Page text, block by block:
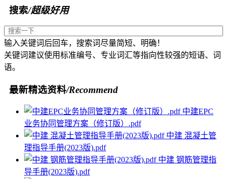
搜索/超级好用
输入关键词后回车，搜索词尽量简短、明确！
关键词建议使用标准编号、专业词汇等指向性较强的短语、词
语。
最新精选资料/Recommend
中建EPC
业务协同管理方案（修订版）.pdf
中建 混凝土管
理指导手册(2023版).pdf
中建 钢筋管理指
导手册(2023版).pdf